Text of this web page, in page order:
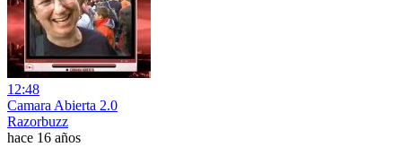
12:48
Camara Abierta 2.0
Razorbuzz
hace 16 años